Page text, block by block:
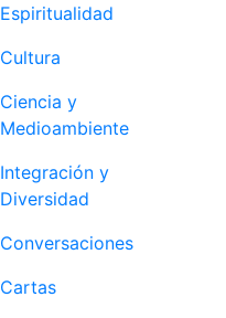
Espiritualidad
Cultura
Ciencia y
Medioambiente
Integración y
Diversidad
Conversaciones
Cartas